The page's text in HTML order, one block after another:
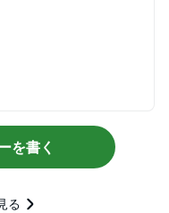
を書く
る